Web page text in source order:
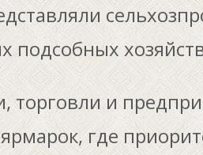
и
где